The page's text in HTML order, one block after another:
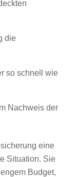
die
so schnell wie
Nachweis der
eine
Situation. Sie
Budget,